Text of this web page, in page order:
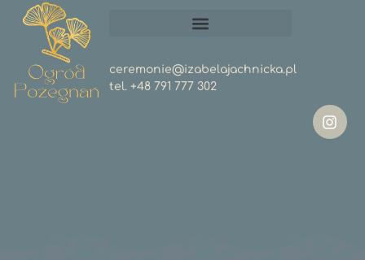
ceremonie@izabelajachnicka.pl
tel.+48 791 777 302